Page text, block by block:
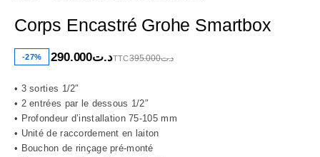
Corps Encastré Grohe Smartbox
-27% د.ت395.000 د.ت290.000 TTC
• 3 sorties 1/2″
• 2 entrées par le dessous 1/2″
• Profondeur d’installation 75-105 mm
• Unité de raccordement en laiton
• Bouchon de rinçage pré-monté